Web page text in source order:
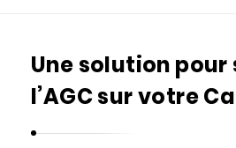
Une solution
l’AGC sur votre